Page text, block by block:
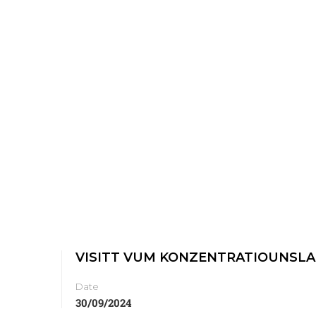
VISITT VUM
Date
30/09/2024